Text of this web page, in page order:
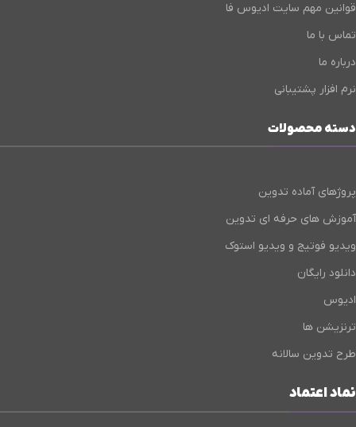
قوانین مهم سایت ادیوس فا
تماس با ما
درباره ما
نرم افزار پشتیبانی
دسته محصولات
پروژهای آماده تدوین
آموزش های حرفه ای تدوین
ویدیو فوتیج و ویدیو استوک
دانلود رایگان
ادیوس
ترنزیشن ها
طرح تدوین سالانه
نماد اعتماد